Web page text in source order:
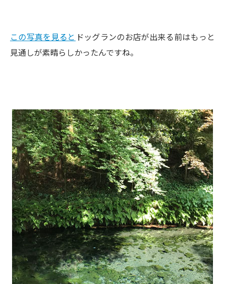
この写真を見ると ドッグランのお店が出来る前はもっと
見通しが素晴らしかったんですね。